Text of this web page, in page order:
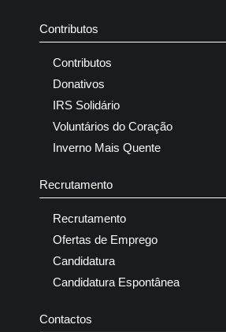
Contributos
Contributos
Donativos
IRS Solidário
Voluntários do Coração
Inverno Mais Quente
Recrutamento
Recrutamento
Ofertas de Emprego
Candidatura
Candidatura Espontânea
Contactos